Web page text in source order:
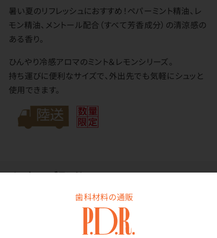
歯科材料の通販
暑い夏のリフレッシュにおすすめ！ペパーミント精油、レ
モン精油、メントール配合（すべて芳香成分）の清涼感の
ある香り。
ひんやり冷感アロマのミント＆レモンシリーズ。
持ち運びに便利なサイズで、外出先でも気軽にシュッと
使用できます。
メーカー・ブランド